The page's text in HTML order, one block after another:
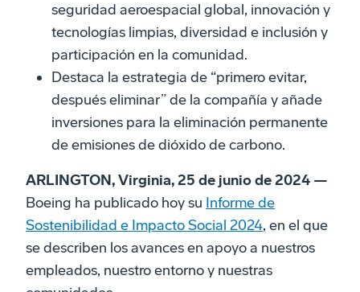
seguridad aeroespacial global, innovación y
tecnologías limpias, diversidad e inclusión y
participación en la comunidad.
Destaca la estrategia de “primero evitar,
después eliminar” de la compañía y añade
inversiones para la eliminación permanente
de emisiones de dióxido de carbono.
ARLINGTON, Virginia, 25 de junio de 2024 —
Boeing ha publicado hoy su Informe de
Sostenibilidad e Impacto Social 2024, en el que
se describen los avances en apoyo a nuestros
empleados, nuestro entorno y nuestras